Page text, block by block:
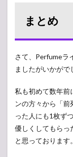
まとめ
さて、Perfumeラ
ましたがいかがで
私も初めて数年前
ンの方々から「
った人にも1枚ず
優しくしてもらっ
と思っております。